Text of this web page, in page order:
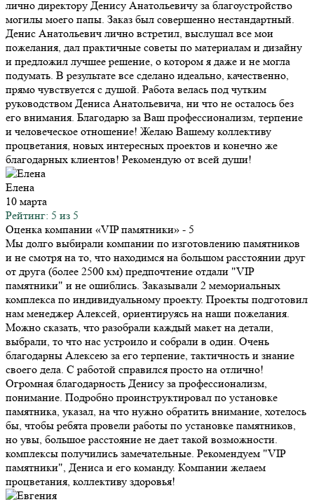
лично директору Денису Анатольевичу за благоустройство
могилы моего папы. Заказ был совершенно нестандартный.
Денис Анатольевич лично встретил, выслушал все мои
пожелания, дал практичные советы по материалам и дизайну
и предложил лучшее решение, о котором я даже и не могла
подумать. В результате все сделано идеально, качественно,
прямо чувствуется с душой. Работа велась под чутким
руководством Дениса Анатольевича, ни что не осталось без
его внимания. Благодарю за Ваш профессионализм, терпение
и человеческое отношение! Желаю Вашему коллективу
процветания, новых интересных проектов и конечно же
благодарных клиентов! Рекомендую от всей души!
Елена
10 марта
Рейтинг: 5 из 5
Оценка компании «VIP памятники» - 5
Мы долго выбирали компании по изготовлению памятников
и не смотря на то, что находимся на большом расстоянии друг
от друга (более 2500 км) предпочтение отдали "VIP
памятники" и не ошиблись. Заказывали 2 мемориальных
комплекса по индивидуальному проекту. Проекты подготовил
нам менеджер Алексей, ориентируясь на наши пожелания.
Можно сказать, что разобрали каждый макет на детали,
выбрали, то что нас устроило и собрали в один. Очень
благодарны Алексею за его терпение, тактичность и знание
своего дела. С работой справился просто на отлично!
Огромная благодарность Денису за профессионализм,
понимание. Подробно проинструктировал по установке
памятника, указал, на что нужно обратить внимание, хотелось
бы, чтобы ребята провели работы по установке памятников,
но увы, большое расстояние не дает такой возможности.
комплексы получились замечательные. Рекомендуем "VIP
памятники", Дениса и его команду. Компании желаем
процветания, коллективу здоровья!